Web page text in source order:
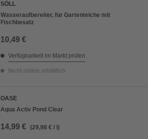
SÖLL
Wasseraufbereiter, für Gartenteiche mit
Fischbesatz
10,49 €
Verfügbarkeit im Markt prüfen
Nicht online erhältlich
OASE
Aqua Activ Pond Clear
14,99 € (29,98 € / l)